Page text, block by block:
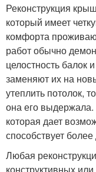
Реконструкция
который имеет
комфорта
работ обычно
целостность балок
заменяют их на
утеплить потолок,
она его
которая дает
способствует
Любая